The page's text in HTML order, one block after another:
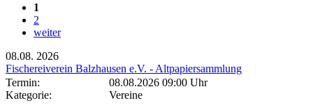
1
2
weiter
08.08. 2026
Fischereiverein Balzhausen e.V. - Altpapiersammlung
Termin:
08.08.2026 09:00 Uhr
Kategorie:
Vereine